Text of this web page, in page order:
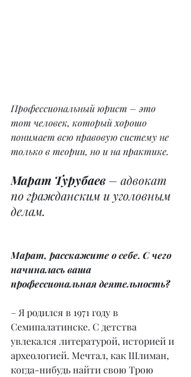
Профессиональный юрист – это
тот человек, который хорошо
понимает всю правовую систему не
только в теории, но и на практике.
Марат Турубаев – адвокат
по гражданским и уголовным
делам.
Марат, расскажите о себе. С чего
начиналась ваша
профессиональная деятельность?
– Я родился в 1971 году в
Семипалатинске. С детства
увлекался литературой, историей и
археологией. Мечтал, как Шлиман,
когда-нибудь найти свою Трою